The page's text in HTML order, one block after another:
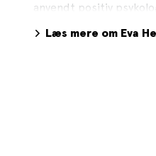
anvendt positiv
gennemgående
Læs mere om Eva